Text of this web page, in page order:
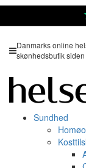
Danmarks online
skønhedsbutik
Sundhed